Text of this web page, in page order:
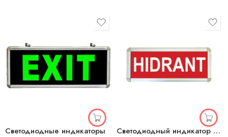
Светодиодные индикаторы Светодиодный индикатор «Hidrant”